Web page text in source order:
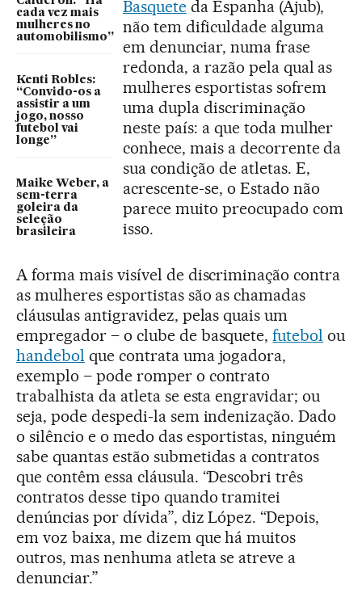
cada vez mais
mulheres no
automobilismo”
Kenti Robles:
“Convido-os a
assistir a um
jogo, nosso
futebol vai
longe”
Maike Weber, a
sem-terra
goleira da
seleção
brasileira
Basqueteda Espanha (Ajub),
não tem dificuldade alguma
em denunciar, numa frase
redonda, a razão pela qual as
mulheres esportistas sofrem
uma dupla discriminação
neste país: a que toda mulher
conhece, mais a decorrente da
sua condição de atletas. E,
acrescente-se, o Estado não
parece muito preocupado com
isso.
A forma mais visível de discriminação contra
as mulheres esportistas são as chamadas
cláusulas antigravidez, pelas quais um
empregador – o clube de basquete,futebol ou
handebol que contrata uma jogadora,
exemplo – pode romper o contrato
trabalhista da atleta se esta engravidar; ou
seja, pode despedi-la sem indenização. Dado
o silêncio e o medo das esportistas, ninguém
sabe quantas estão submetidas a contratos
que contêm essa cláusula. “Descobri três
contratos desse tipo quando tramitei
denúncias por dívida”, diz López. “Depois,
em voz baixa, me dizem que há muitos
outros, mas nenhuma atleta se atreve a
denunciar.”